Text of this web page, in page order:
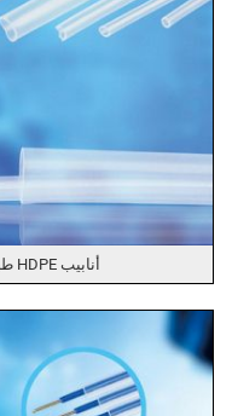
أنابيب HDPE طبية شفافة، RSFR-MT-105H